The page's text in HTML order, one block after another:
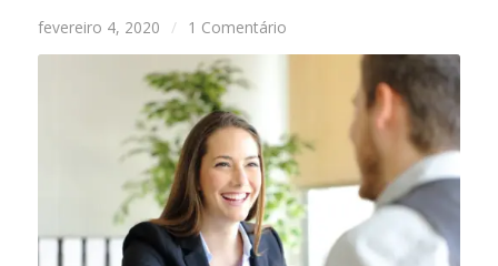
fevereiro 4, 2020 / 1 Comentário